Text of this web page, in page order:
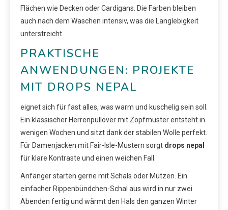
Flächen wie Decken oder Cardigans. Die Farben bleiben
auch nach dem Waschen intensiv, was die Langlebigkeit
unterstreicht.
PRAKTISCHE
ANWENDUNGEN: PROJEKTE
MIT DROPS NEPAL
eignet sich für fast alles, was warm und kuschelig sein soll.
Ein klassischer Herrenpullover mit Zopfmuster entsteht in
wenigen Wochen und sitzt dank der stabilen Wolle perfekt.
Für Damenjacken mit Fair-Isle-Mustern sorgt drops nepal
für klare Kontraste und einen weichen Fall.
Anfänger starten gerne mit Schals oder Mützen. Ein
einfacher Rippenbündchen-Schal aus wird in nur zwei
Abenden fertig und wärmt den Hals den ganzen Winter